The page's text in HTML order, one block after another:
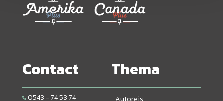
Contact
0543 - 74 53 74
Thema
Autoreis